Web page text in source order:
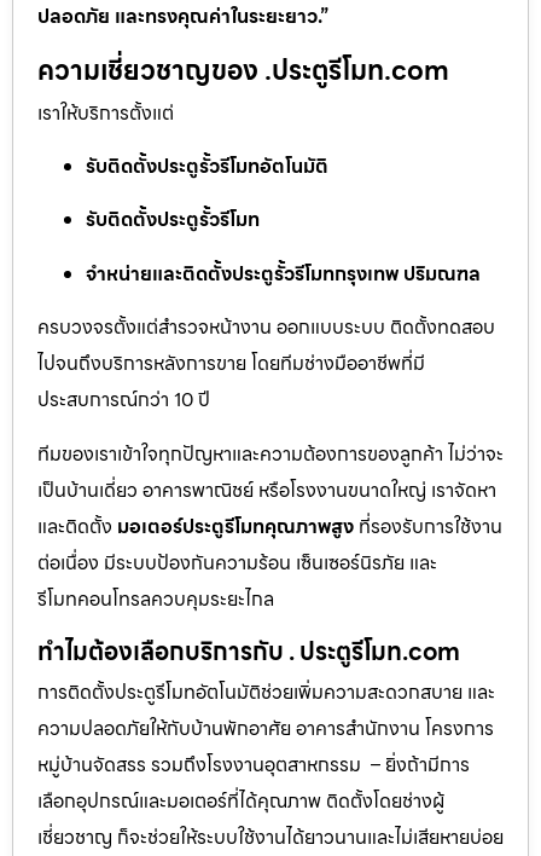
ปลอดภัย และทรงคุณค่าในระยะยาว.”
ความเชี่ยวชาญของ .ประตูรีโมท.com
เราให้บริการตั้งแต่
รับติดตั้งประตูรั้วรีโมทอัตโนมัติ
รับติดตั้งประตูรั้วรีโมท
จำหน่ายและติดตั้งประตูรั้วรีโมทกรุงเทพ ปริมณฑล
ครบวงจรตั้งแต่สำรวจหน้างาน ออกแบบระบบ ติดตั้งทดสอบ
ไปจนถึงบริการหลังการขาย โดยทีมช่างมืออาชีพที่มี
ประสบการณ์กว่า 10 ปี
ทีมของเราเข้าใจทุกปัญหาและความต้องการของลูกค้า ไม่ว่าจะ
เป็นบ้านเดี่ยว อาคารพาณิชย์ หรือโรงงานขนาดใหญ่ เราจัดหา
และติดตั้ง มอเตอร์ประตูรีโมทคุณภาพสูง ที่รองรับการใช้งาน
ต่อเนื่อง มีระบบป้องกันความร้อน เซ็นเซอร์นิรภัย และ
รีโมทคอนโทรลควบคุมระยะไกล
ทำไมต้องเลือกบริการกับ . ประตูรีโมท.com
การติดตั้งประตูรีโมทอัตโนมัติช่วยเพิ่มความสะดวกสบาย และ
ความปลอดภัยให้กับบ้านพักอาศัย อาคารสำนักงาน โครงการ
หมู่บ้านจัดสรร รวมถึงโรงงานอุตสาหกรรม – ยิ่งถ้ามีการ
เลือกอุปกรณ์และมอเตอร์ที่ได้คุณภาพ ติดตั้งโดยช่างผู้
เชี่ยวชาญ ก็จะช่วยให้ระบบใช้งานได้ยาวนานและไม่เสียหายบ่อย